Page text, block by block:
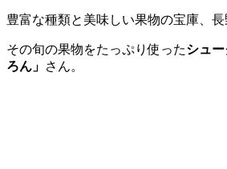
豊富な種類と美味しい果物の宝庫、長
その旬の果物をたっぷり使ったシュ
ろん」 さん。